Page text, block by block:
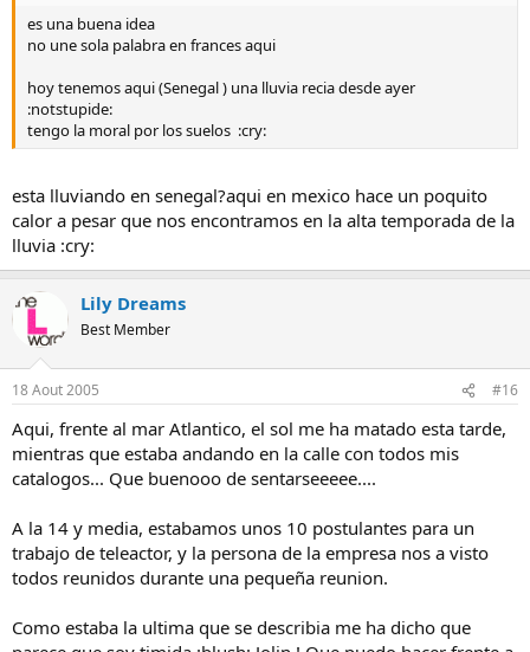
es una buena idea
no une sola palabra en frances aqui
hoy tenemos aqui (Senegal ) una lluvia recia desde ayer
:notstupide:
tengo la moral por los suelos :cry:
esta lluviando en senegal?aqui en mexico hace un poquito
calor a pesar que nos encontramos en la alta temporada de la
lluvia :cry:
Lily Dreams
Best Member
18 Aout 2005 #16
Aqui, frente al mar Atlantico, el sol me ha matado esta tarde,
mientras que estaba andando en la calle con todos mis
catalogos... Que buenooo de sentarseeeee....
A la 14 y media, estabamos unos 10 postulantes para un
trabajo de teleactor, y la persona de la empresa nos a visto
todos reunidos durante una pequeña reunion.
Como estaba la ultima que se describia me ha dicho que